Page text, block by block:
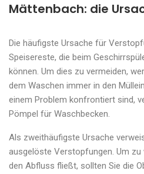
Mättenbach: die
Die häufigste Ursache für
Speisereste, die beim
können. Um dies zu vermeiden,
dem Waschen immer in den
einem Problem konfrontiert sind,
Pömpel für Waschbecken.
Als zweithäufigste Ursache
ausgelöste Verstopfungen. Um zu
den Abfluss fließt, sollten Sie die